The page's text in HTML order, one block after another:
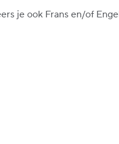
je ook Frans en/of